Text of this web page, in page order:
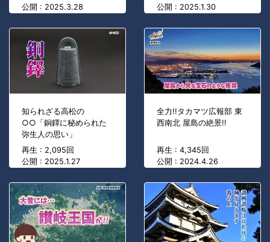
公開 : 2025.3.28
公開 : 2025.1.30
知られざる高松の
○○「銅鐸に秘められた
弥生人の思い」
再生 : 2,095回
公開 : 2025.1.27
全力!!タカマツ広報部 東
西南北 屋島の絶景!!
再生 : 4,345回
公開 : 2024.4.26